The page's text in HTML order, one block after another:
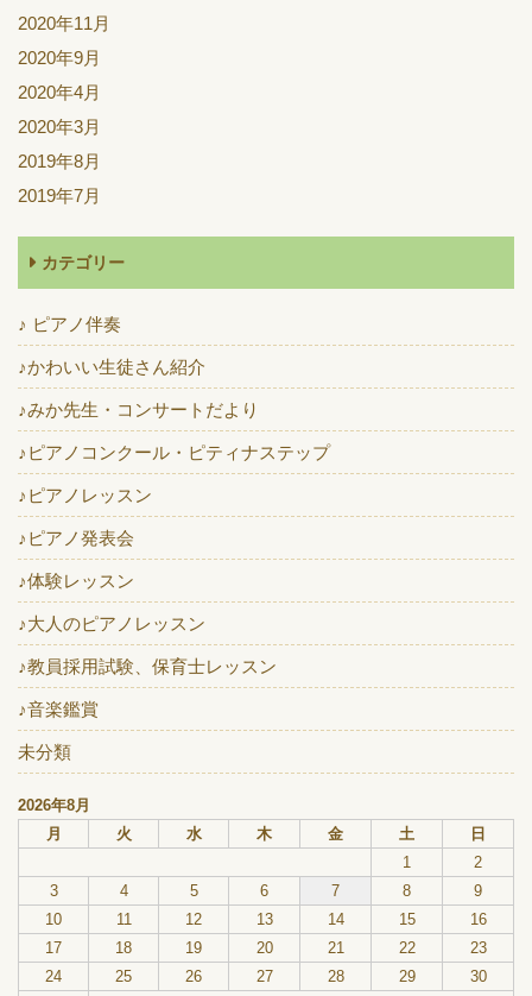
2020年11月
2020年9月
2020年4月
2020年3月
2019年8月
2019年7月
カテゴリー
♪ ピアノ伴奏
♪かわいい生徒さん紹介
♪みか先生・コンサートだより
♪ピアノコンクール・ピティナステップ
♪ピアノレッスン
♪ピアノ発表会
♪体験レッスン
♪大人のピアノレッスン
♪教員採用試験、保育士レッスン
♪音楽鑑賞
未分類
2026年8月
月
火 水 木 金 土
日
1
2
3
4 5 6 7 8
9
10
11 12 13 14 15
16
17
18 19 20 21 22
23
24
25 26 27 28 29
30